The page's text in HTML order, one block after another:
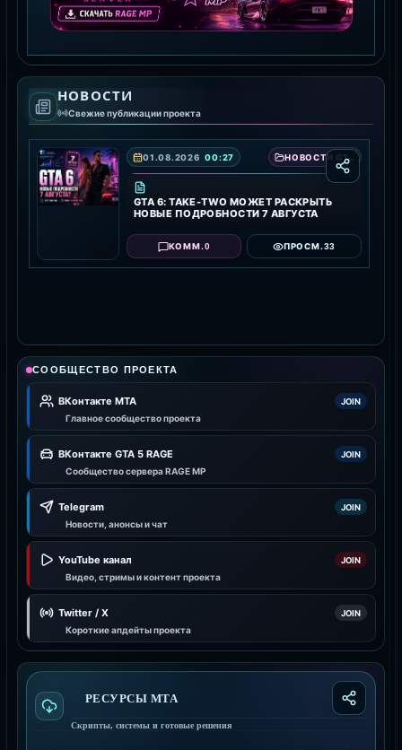
GTA 5 RAGE MP
СКАЧАТЬ RAGE MP
НОВОСТИ
Свежие публикации проекта
01.08.2026 00:27 НОВОСТИ GTA 6 — ДАТА ВЫХОДА, ТРЕЙЛЕРЫ И ПОДРОБНОСТИ ИГРЫ
GTA 6: TAKE-TWO МОЖЕТ РАСКРЫТЬ
НОВЫЕ ПОДРОБНОСТИ 7 АВГУСТА
КОММ.0 ПРОСМ.33
СООБЩЕСТВО ПРОЕКТА
ВКонтакте MTA JOIN
Главное сообщество проекта
ВКонтакте GTA 5 RAGE JOIN
Сообщество сервера RAGE MP
Telegram JOIN
Новости, анонсы и чат
YouTube канал JOIN
Видео, стримы и контент проекта
Twitter / X JOIN
Короткие апдейты проекта
РЕСУРСЫ МТА
Скрипты, системы и готовые решения